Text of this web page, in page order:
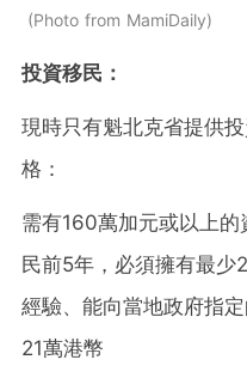
Photo from MamiDaily
投資移民：
現時只有魁北克省提供
格：
需有160萬加元或以上
民前5年，必須擁有最少
經驗、能向當地政府指
21萬港幣